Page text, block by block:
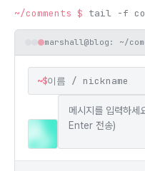
~/comments $ tail -f
marshall@blog: ~/
~$